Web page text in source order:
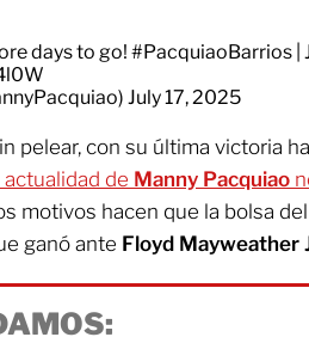
days to go! #PacquiaoBarrios
July 17, 2025
pelear, con su última victoria
actualidad de Manny Pacquiao
motivos hacen que la bolsa del
ganó ante Floyd Mayweather